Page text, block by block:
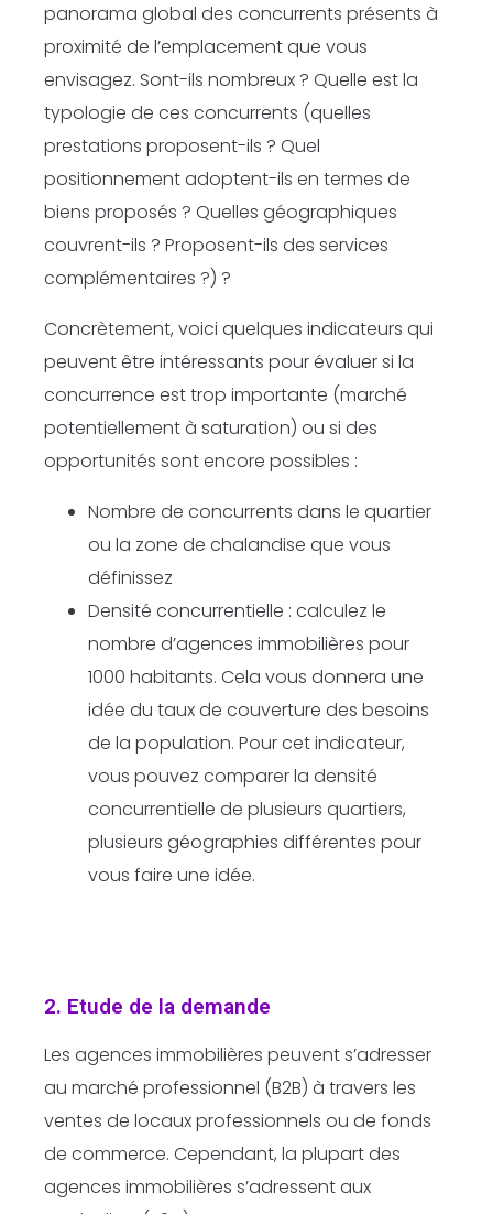
panorama global des concurrents présents à
proximité de l’emplacement que vous
envisagez. Sont-ils nombreux ? Quelle est la
typologie de ces concurrents (quelles
prestations proposent-ils ? Quel
positionnement adoptent-ils en termes de
biens proposés ? Quelles géographiques
couvrent-ils ? Proposent-ils des services
complémentaires ?) ?
Concrètement, voici quelques indicateurs qui
peuvent être intéressants pour évaluer si la
concurrence est trop importante (marché
potentiellement à saturation) ou si des
opportunités sont encore possibles :
Nombre de concurrents dans le quartier
ou la zone de chalandise que vous
définissez
Densité concurrentielle : calculez le
nombre d’agences immobilières pour
1000 habitants. Cela vous donnera une
idée du taux de couverture des besoins
de la population. Pour cet indicateur,
vous pouvez comparer la densité
concurrentielle de plusieurs quartiers,
plusieurs géographies différentes pour
vous faire une idée.
2. Etude de la demande
Les agences immobilières peuvent s’adresser
au marché professionnel (B2B) à travers les
ventes de locaux professionnels ou de fonds
de commerce. Cependant, la plupart des
agences immobilières s’adressent aux